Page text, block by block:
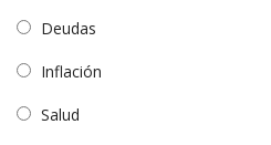
Deudas
Inflación
Salud